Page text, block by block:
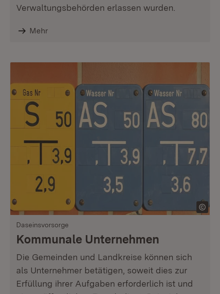
Verwaltungsbehörden erlassen wurden.
Mehr
Daseinsvorsorge
Kommunale Unternehmen
Die Gemeinden und Landkreise können sich
als Unternehmer betätigen, soweit dies zur
Erfüllung ihrer Aufgaben erforderlich ist und